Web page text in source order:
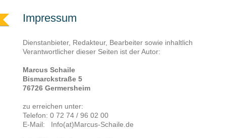
Impressum
Dienstanbieter, Redakteur, Bearbeiter sowie inhaltlich
Verantwortlicher dieser Seiten ist der Autor:
Marcus Schaile
Bismarckstraße 5
76726 Germersheim
zu erreichen unter:
Telefon: 0 72 74 / 96 02 00
E-Mail: Info(at)Marcus-Schaile.de